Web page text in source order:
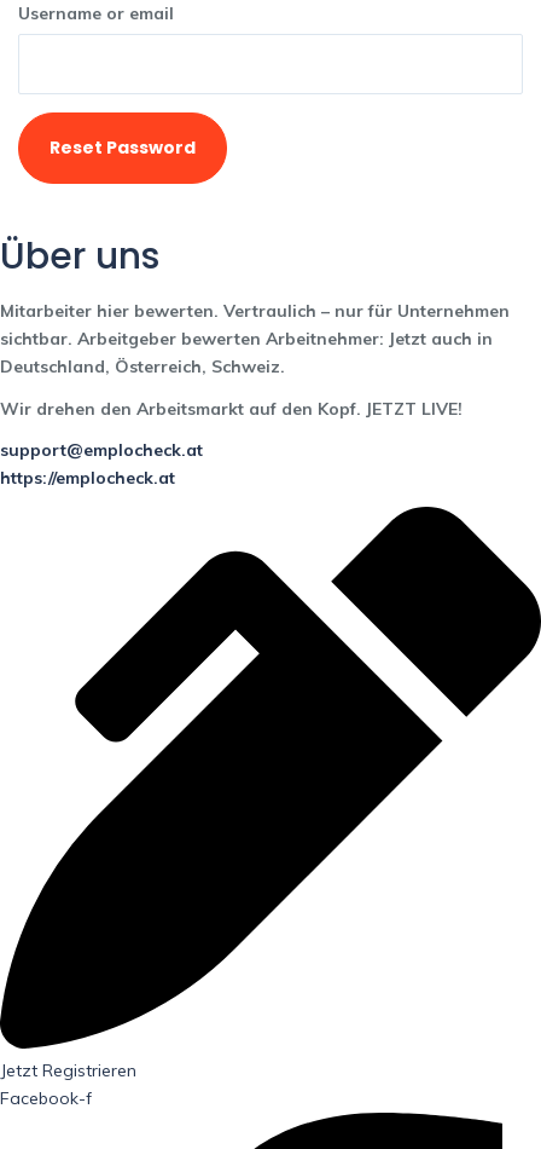
Username or email
Reset Password
Über uns
Mitarbeiter hier bewerten. Vertraulich – nur für Unternehmen
sichtbar. Arbeitgeber bewerten Arbeitnehmer: Jetzt auch in
Deutschland, Österreich, Schweiz.
Wir drehen den Arbeitsmarkt auf den Kopf. JETZT LIVE!
support@emplocheck.at
https://emplocheck.at
Jetzt Registrieren
Facebook-f